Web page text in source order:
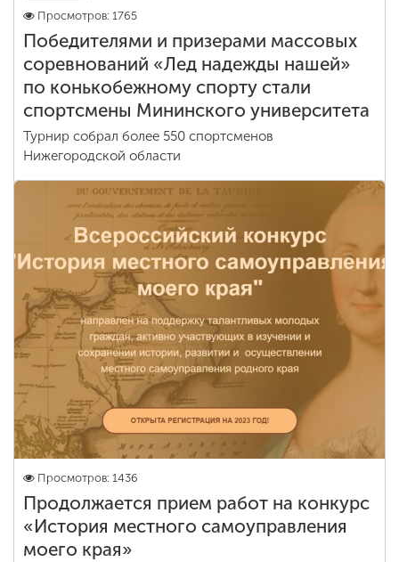
Просмотров: 1765
Победителями и призерами массовых
соревнований «Лед надежды нашей»
по конькобежному спорту стали
спортсмены Мининского университета
Турнир собрал более 550 спортсменов
Нижегородской области
Просмотров: 1436
Продолжается прием работ на конкурс
«История местного самоуправления
моего края»